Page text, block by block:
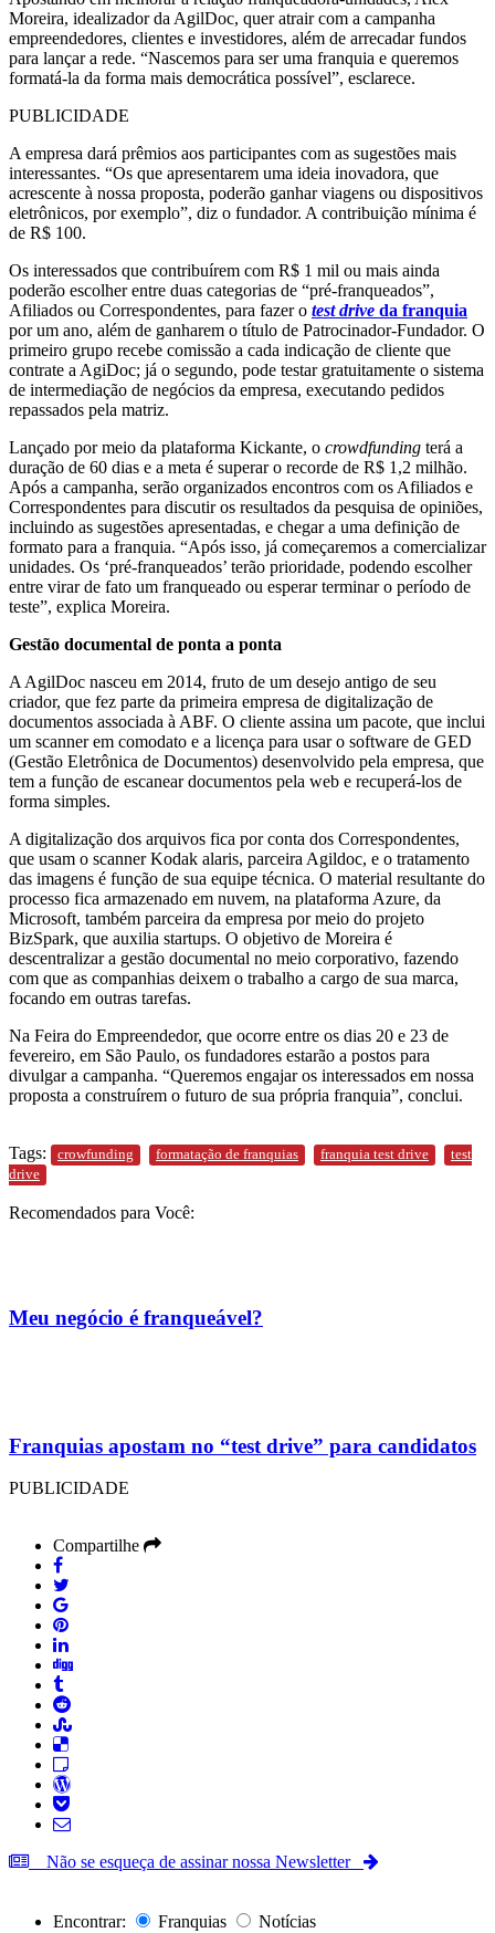
Moreira, idealizador da AgilDoc, quer atrair com a campanha
empreendedores, clientes e investidores, além de arrecadar fundos
para lançar a rede. “Nascemos para ser uma franquia e queremos
formatá-la da forma mais democrática possível”, esclarece.
PUBLICIDADE
A empresa dará prêmios aos participantes com as sugestões mais
interessantes. “Os que apresentarem uma ideia inovadora, que
acrescente à nossa proposta, poderão ganhar viagens ou dispositivos
eletrônicos, por exemplo”, diz o fundador. A contribuição mínima é
de R$ 100.
Os interessados que contribuírem com R$ 1 mil ou mais ainda
poderão escolher entre duas categorias de “pré-franqueados”,
Afiliados ou Correspondentes, para fazer o test drive da franquia
por um ano, além de ganharem o título de Patrocinador-Fundador. O
primeiro grupo recebe comissão a cada indicação de cliente que
contrate a AgiDoc; já o segundo, pode testar gratuitamente o sistema
de intermediação de negócios da empresa, executando pedidos
repassados pela matriz.
Lançado por meio da plataforma Kickante, o crowdfunding terá a
duração de 60 dias e a meta é superar o recorde de R$ 1,2 milhão.
Após a campanha, serão organizados encontros com os Afiliados e
Correspondentes para discutir os resultados da pesquisa de opiniões,
incluindo as sugestões apresentadas, e chegar a uma definição de
formato para a franquia. “Após isso, já começaremos a comercializar
unidades. Os ‘pré-franqueados’ terão prioridade, podendo escolher
entre virar de fato um franqueado ou esperar terminar o período de
teste”, explica Moreira.
Gestão documental de ponta a ponta
A AgilDoc nasceu em 2014, fruto de um desejo antigo de seu
criador, que fez parte da primeira empresa de digitalização de
documentos associada à ABF. O cliente assina um pacote, que inclui
um scanner em comodato e a licença para usar o software de GED
(Gestão Eletrônica de Documentos) desenvolvido pela empresa, que
tem a função de escanear documentos pela web e recuperá-los de
forma simples.
A digitalização dos arquivos fica por conta dos Correspondentes,
que usam o scanner Kodak alaris, parceira Agildoc, e o tratamento
das imagens é função de sua equipe técnica. O material resultante do
processo fica armazenado em nuvem, na plataforma Azure, da
Microsoft, também parceira da empresa por meio do projeto
BizSpark, que auxilia startups. O objetivo de Moreira é
descentralizar a gestão documental no meio corporativo, fazendo
com que as companhias deixem o trabalho a cargo de sua marca,
focando em outras tarefas.
Na Feira do Empreendedor, que ocorre entre os dias 20 e 23 de
fevereiro, em São Paulo, os fundadores estarão a postos para
divulgar a campanha. “Queremos engajar os interessados em nossa
proposta a construírem o futuro de sua própria franquia”, conclui.
Tags: crowfunding formatação de franquias franquia test drive
test
drive
Recomendados para Você:
Meu negócio é franqueável?
Franquias apostam no “test drive” para candidatos
PUBLICIDADE
Compartilhe
Não se esqueça de assinar nossa Newsletter
Encontrar: Franquias Notícias